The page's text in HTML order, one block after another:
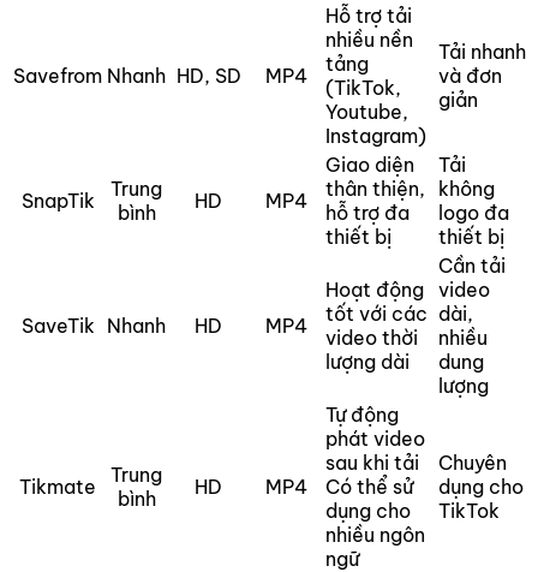
Savefrom Nhanh HD, SD MP4
Hỗ trợ tải
nhiều nền
tảng
(TikTok,
Youtube,
Instagram)
Tải nhanh
và đơn
giản
SnapTik
Trung
bình
HD MP4
Giao diện
thân thiện,
hỗ trợ đa
thiết bị
Tải
không
logo đa
thiết bị
SaveTik Nhanh HD MP4
Hoạt động
tốt với các
video thời
lượng dài
Cần tải
video
dài,
nhiều
dung
lượng
Tikmate
Trung
bình
HD MP4
Tự động
phát video
sau khi tải
Có thể sử
dụng cho
nhiều ngôn
ngữ
Chuyên
dụng cho
TikTok